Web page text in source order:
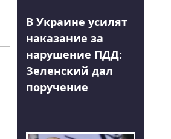
В Украине усилят
наказание за
нарушение ПДД:
Зеленский дал
поручение